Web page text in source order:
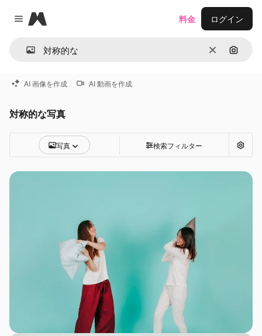
Close menu
Magnific
消去 画像で
料金 ログイン
AI 画像を作成 AI 動画を作成
対称的な写真
写真 検索フィルター